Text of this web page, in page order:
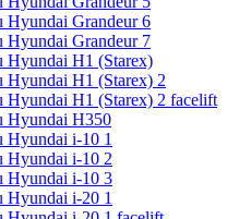
Grandeur 6
Grandeur 7
H1 (Starex)
H1 (Starex) 2
H1 (Starex) 2 facelift
Hyundai H350
i-10 1
Hyundai i-10 2
Hyundai i-10 3
i-20 1